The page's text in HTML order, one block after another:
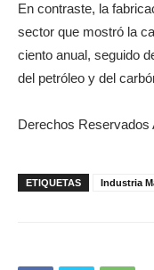
En contraste, la
sector que mostró la
ciento anual, seguido
del petróleo y del
Derechos Reservados
ETIQUETAS Industria